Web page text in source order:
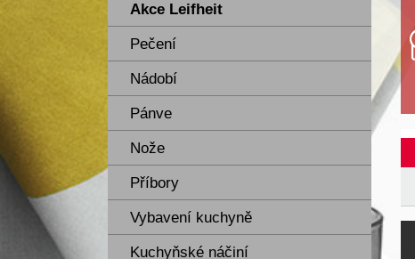
Akce Leifheit
Pečení
Nádobí
Pánve
Nože
Příbory
Vybavení kuchyně
Kuchyňské náčiní